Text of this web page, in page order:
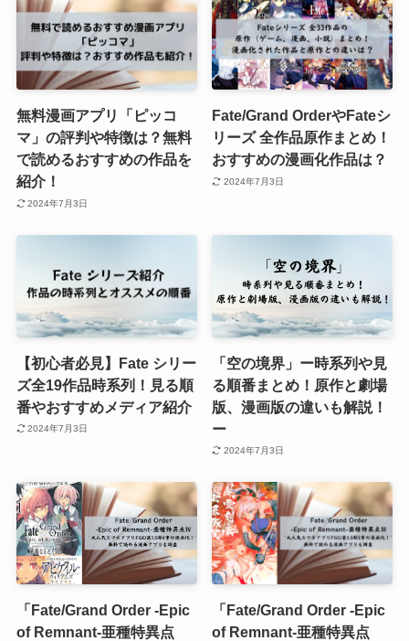
無料漫画アプリ「ピッコ
マ」の評判や特徴は？無料
で読めるおすすめの作品を
紹介！
2024年7月3日
Fate/Grand OrderやFateシ
リーズ 全作品原作まとめ！
おすすめの漫画化作品は？
2024年7月3日
【初心者必見】Fate シリー
ズ全19作品時系列！見る順
番やおすすめメディア紹介
2024年7月3日
「空の境界」ー時系列や見
る順番まとめ！原作と劇場
版、漫画版の違いも解説！
ー
2024年7月3日
「Fate/Grand Order -Epic
of Remnant-亜種特異点
「Fate/Grand Order -Epic
of Remnant-亜種特異点